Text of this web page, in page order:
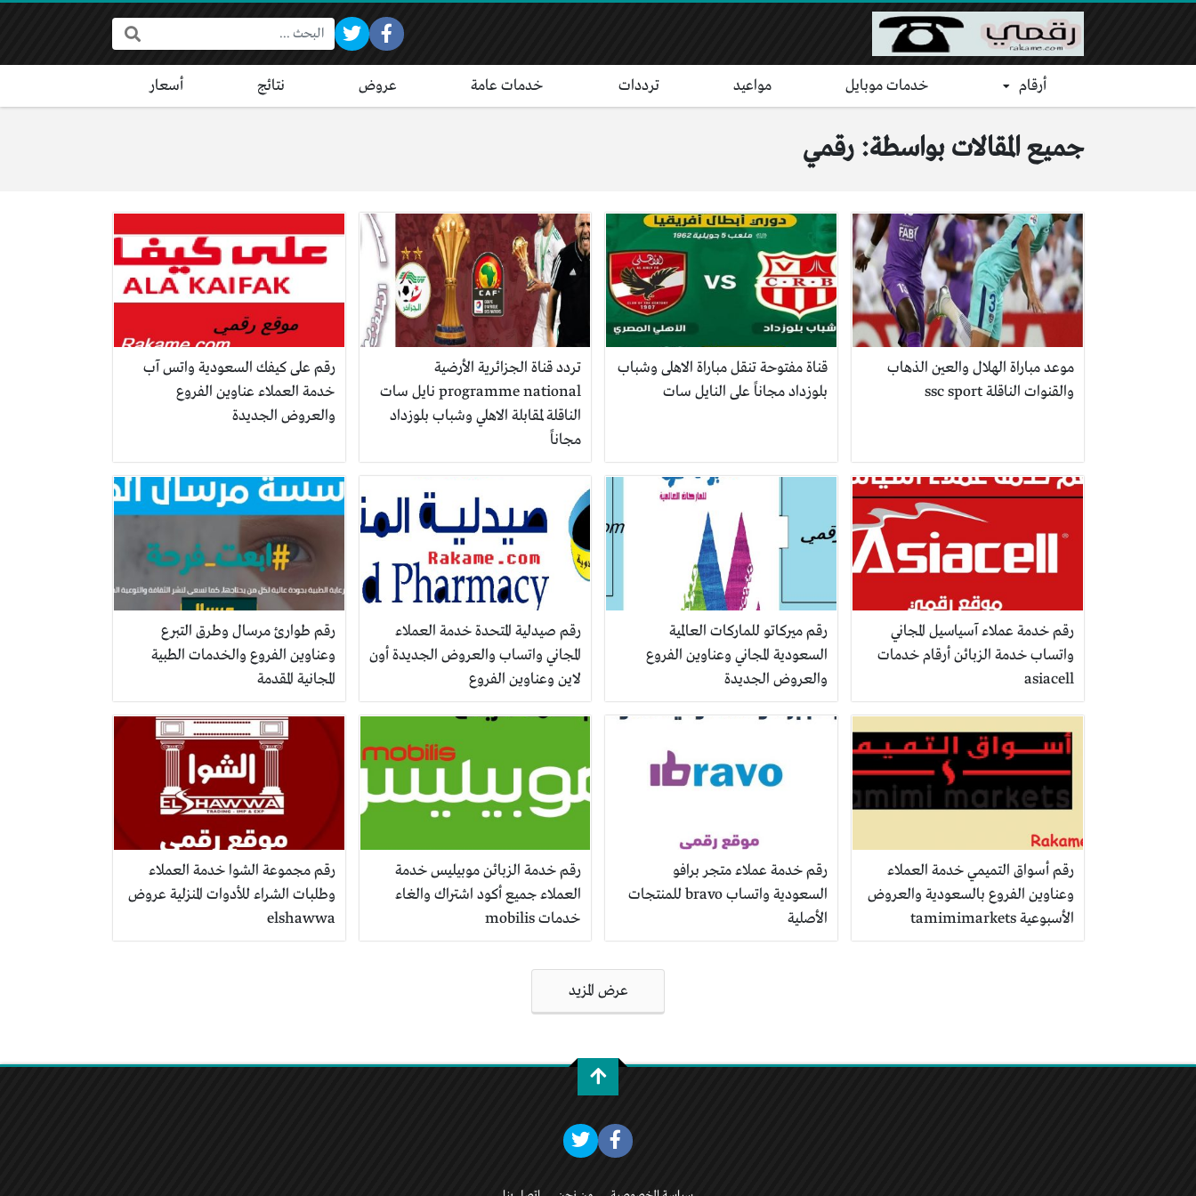
البحث:
أرقام خدمات موبايل مواعيد ترددات خدمات عامة عروض نتائج أسعار
جميع المقالات بواسطة: رقمي
موعد مباراة الهلال والعين الذهاب
والقنوات الناقلة ssc sport
قناة مفتوحة تنقل مباراة الاهلى وشباب
بلوزداد مجاناً على النايل سات
تردد قناة الجزائرية الأرضية
programme national نايل سات
الناقلة لمقابلة الاهلي وشباب بلوزداد
مجاناً
رقم على كيفك السعودية واتس آب
خدمة العملاء عناوين الفروع
والعروض الجديدة
رقم خدمة عملاء آسياسيل المجاني
واتساب خدمة الزبائن أرقام خدمات
asiacell
رقم ميركاتو للماركات العالمية
السعودية المجاني وعناوين الفروع
والعروض الجديدة
رقم صيدلية المتحدة خدمة العملاء
المجاني واتساب والعروض الجديدة أون
لاين وعناوين الفروع
رقم طوارئ مرسال وطرق التبرع
وعناوين الفروع والخدمات الطبية
المجانية المقدمة
رقم أسواق التميمي خدمة العملاء
وعناوين الفروع بالسعودية والعروض
الأسبوعية tamimimarkets
رقم خدمة عملاء متجر برافو
السعودية واتساب bravo للمنتجات
الأصلية
رقم خدمة الزبائن موبيليس خدمة
العملاء جميع أكود اشتراك والغاء
خدمات mobilis
رقم مجموعة الشوا خدمة العملاء
وطلبات الشراء للأدوات المنزلية عروض
elshawwa
عرض المزيد